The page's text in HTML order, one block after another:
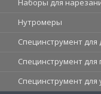
Наборы для
Нутромеры
Специнструмент для
Специнструмент для
Специнструмент для